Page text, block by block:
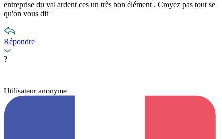
entreprise du val ardent ces un très bon élément . Croyez pas tout se
qu'on vous dit
Répondre
?
Utilisateur anonyme